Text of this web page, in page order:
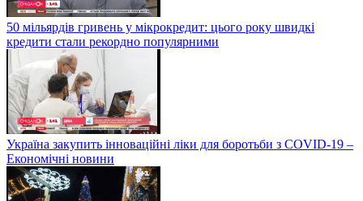
50 мільярдів гривень у мікрокредит: цього року швидкі
кредити стали рекордно популярними
Україна закупить інноваційні ліки для боротьби з COVID-19 –
Економічні новини